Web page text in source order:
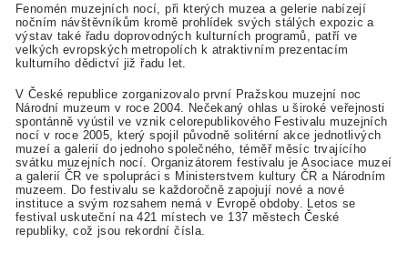
Fenomén muzejních nocí, při kterých muzea a gelerie nabízejí
nočním návštěvníkům kromě prohlídek svých stálých expozic a
výstav také řadu doprovodných kulturních programů, patří ve
velkých evropských metropolích k atraktivním prezentacím
kulturního dědictví již řadu let.
V České republice zorganizovalo první Pražskou muzejní noc
Národní muzeum v roce 2004. Nečekaný ohlas u široké veřejnosti
spontánně vyústil ve vznik celorepublikového Festivalu muzejních
nocí v roce 2005, který spojil původně solitérní akce jednotlivých
muzeí a galerií do jednoho společného, téměř měsíc trvajícího
svátku muzejních nocí. Organizátorem festivalu je Asociace muzeí
a galerií ČR ve spolupráci s Ministerstvem kultury ČR a Národním
muzeem. Do festivalu se každoročně zapojují nové a nové
instituce a svým rozsahem nemá v Evropě obdoby. Letos se
festival uskuteční na 421 místech ve 137 městech České
republiky, což jsou rekordní čísla.